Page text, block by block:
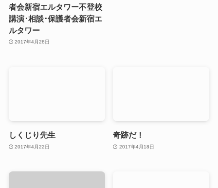
者会新宿エルタワー不登校
講演･相談･保護者会新宿エ
ルタワー
2017年4月28日
しくじり先生
2017年4月22日
奇跡だ！
2017年4月18日